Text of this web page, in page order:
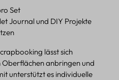
Set
Journal und DIY Projekte
lässt sich
anbringen und
unterstützt es individuelle